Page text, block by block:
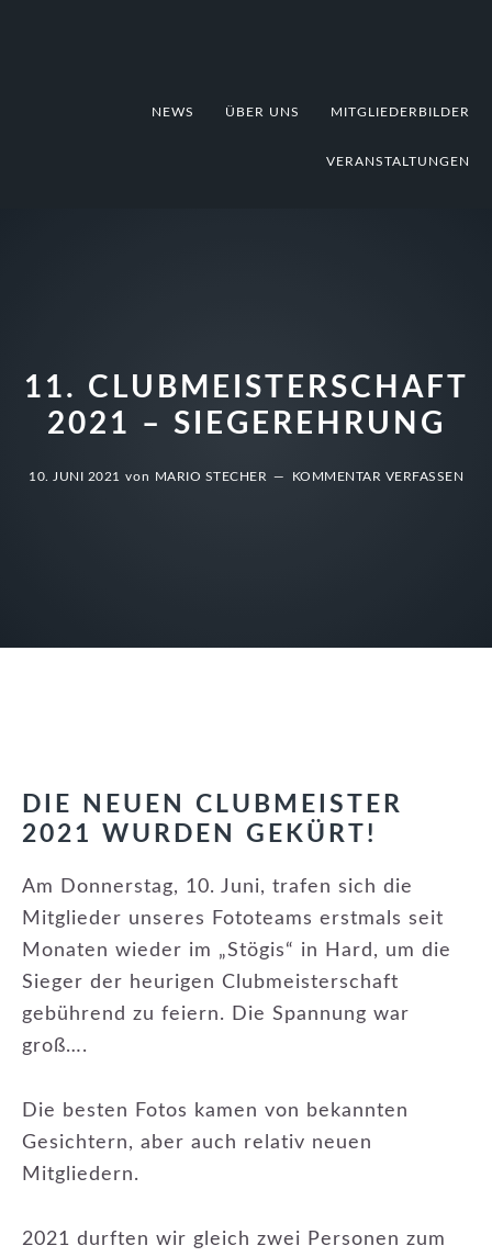
NEWS ÜBER UNS MITGLIEDERBILDER
VERANSTALTUNGEN
11. CLUBMEISTERSCHAFT
2021 – SIEGEREHRUNG
10. JUNI 2021 von MARIO STECHER KOMMENTAR VERFASSEN
DIE NEUEN CLUBMEISTER
2021 WURDEN GEKÜRT!
Am Donnerstag, 10. Juni, trafen sich die
Mitglieder unseres Fototeams erstmals seit
Monaten wieder im „Stögis“ in Hard, um die
Sieger der heurigen Clubmeisterschaft
gebührend zu feiern. Die Spannung war
groß….
Die besten Fotos kamen von bekannten
Gesichtern, aber auch relativ neuen
Mitgliedern.
2021 durften wir gleich zwei Personen zum